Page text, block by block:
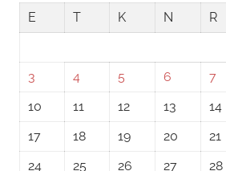
E
T K N R
3
4 5 6 7
10
11 12 13 14
17
18 19 20 21
24
25 26 27 28